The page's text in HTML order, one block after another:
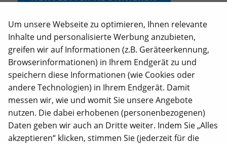
UNSERE LINKS
Unterstütze unsere Arbeit
Über uns
Satzung
Wirkungsberichte
Internationale Jahresberichte
Stellenangebote
Um unsere Webseite zu optimieren, Ihnen relevante
Inhalte und personalisierte Werbung anzubieten,
greifen wir auf Informationen (z.B. Geräteerkennung,
Browserinformationen) in Ihrem Endgerät zu und
speichern diese Informationen (wie Cookies oder
andere Technologien) in Ihrem Endgerät. Damit
messen wir, wie und womit Sie unsere Angebote
nutzen. Die dabei erhobenen (personenbezogenen)
Daten geben wir auch an Dritte weiter. Indem Sie „Alles
akzeptieren“ klicken, stimmen Sie (jederzeit für die